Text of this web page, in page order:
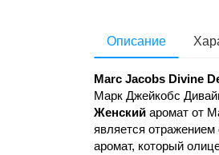
Описание
Marc Jacobs Divine
Марк Джейкобс
Женский аромат от
является
аромат, который